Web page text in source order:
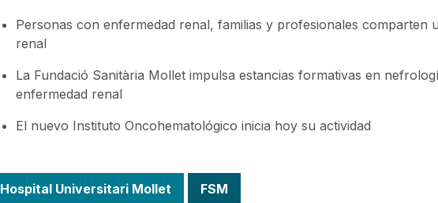
Personas con enfermedad renal, familias y profesionales comparten
renal
La Fundació Sanitària Mollet impulsa estancias formativas en
enfermedad renal
El nuevo Instituto Oncohematológico inicia hoy su actividad
Hospital Universitari Mollet FSM